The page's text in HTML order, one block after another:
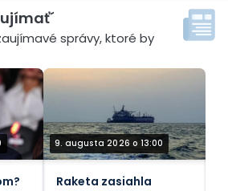
správy, ktoré by
9. augusta 2026 o 13:00
Raketa zasiahla